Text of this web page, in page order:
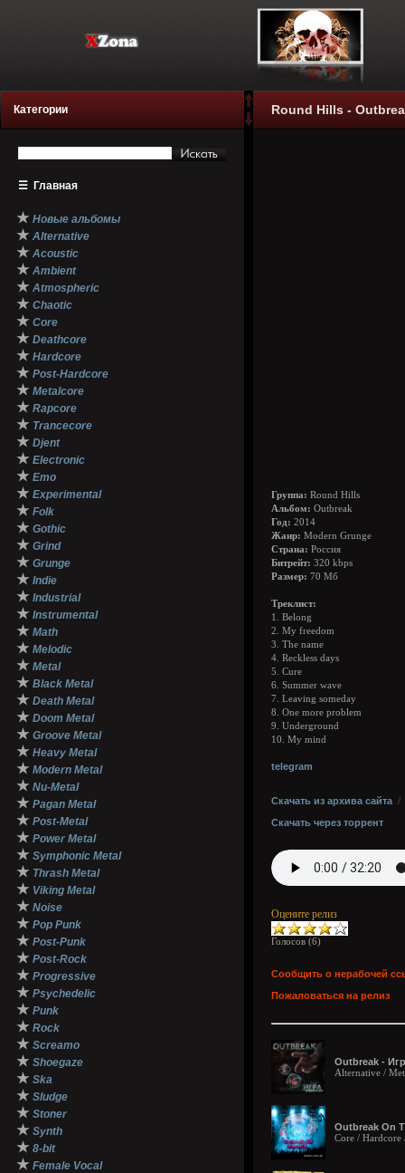
Категории
☰ Главная
★ Новые альбомы
★ Alternative
★ Acoustic
★ Ambient
★ Atmospheric
★ Chaotic
★ Core
★ Deathcore
★ Hardcore
★ Post-Hardcore
★ Metalcore
★ Rapcore
★ Trancecore
★ Djent
★ Electronic
★ Emo
★ Experimental
★ Folk
★ Gothic
★ Grind
★ Grunge
★ Indie
★ Industrial
★ Instrumental
★ Math
★ Melodic
★ Metal
★ Black Metal
★ Death Metal
★ Doom Metal
★ Groove Metal
★ Heavy Metal
★ Modern Metal
★ Nu-Metal
★ Pagan Metal
★ Post-Metal
★ Power Metal
★ Symphonic Metal
★ Thrash Metal
★ Viking Metal
★ Noise
★ Pop Punk
★ Post-Punk
★ Post-Rock
★ Progressive
★ Psychedelic
★ Punk
★ Rock
★ Screamo
★ Shoegaze
★ Ska
★ Sludge
★ Stoner
★ Synth
★ 8-bit
★ Female Vocal
Round Hills -
Группа: Round Hills
Альбом: Outbreak
Год: 2014
Жанр: Modern Grunge
Страна: Россия
Битрейт: 320 kbps
Размер: 70 Мб
Треклист:
1. Belong
2. My freedom
3. The name
4. Reckless days
5. Cure
6. Summer wave
7. Leaving someday
8. One more problem
9. Underground
10. My mind
telegram
Скачать из архива сайта /
Скачать через торрент
Оцените релиз
Голосов (6)
Сообщить о нерабочей
Пожаловаться на релиз
Outbreak -
Alternative /
Outbreak On
Core / Hardcore